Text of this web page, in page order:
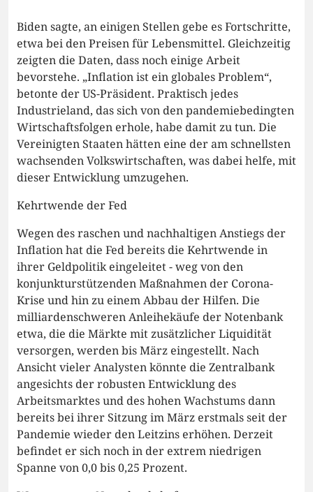
Biden sagte, an einigen Stellen gebe es Fortschritte,
etwa bei den Preisen für Lebensmittel. Gleichzeitig
zeigten die Daten, dass noch einige Arbeit
bevorstehe. „Inflation ist ein globales Problem“,
betonte der US-Präsident. Praktisch jedes
Industrieland, das sich von den pandemiebedingten
Wirtschaftsfolgen erhole, habe damit zu tun. Die
Vereinigten Staaten hätten eine der am schnellsten
wachsenden Volkswirtschaften, was dabei helfe, mit
dieser Entwicklung umzugehen.
Kehrtwende der Fed
Wegen des raschen und nachhaltigen Anstiegs der
Inflation hat die Fed bereits die Kehrtwende in
ihrer Geldpolitik eingeleitet - weg von den
konjunkturstützenden Maßnahmen der Corona-
Krise und hin zu einem Abbau der Hilfen. Die
milliardenschweren Anleihekäufe der Notenbank
etwa, die die Märkte mit zusätzlicher Liquidität
versorgen, werden bis März eingestellt. Nach
Ansicht vieler Analysten könnte die Zentralbank
angesichts der robusten Entwicklung des
Arbeitsmarktes und des hohen Wachstums dann
bereits bei ihrer Sitzung im März erstmals seit der
Pandemie wieder den Leitzins erhöhen. Derzeit
befindet er sich noch in der extrem niedrigen
Spanne von 0,0 bis 0,25 Prozent.